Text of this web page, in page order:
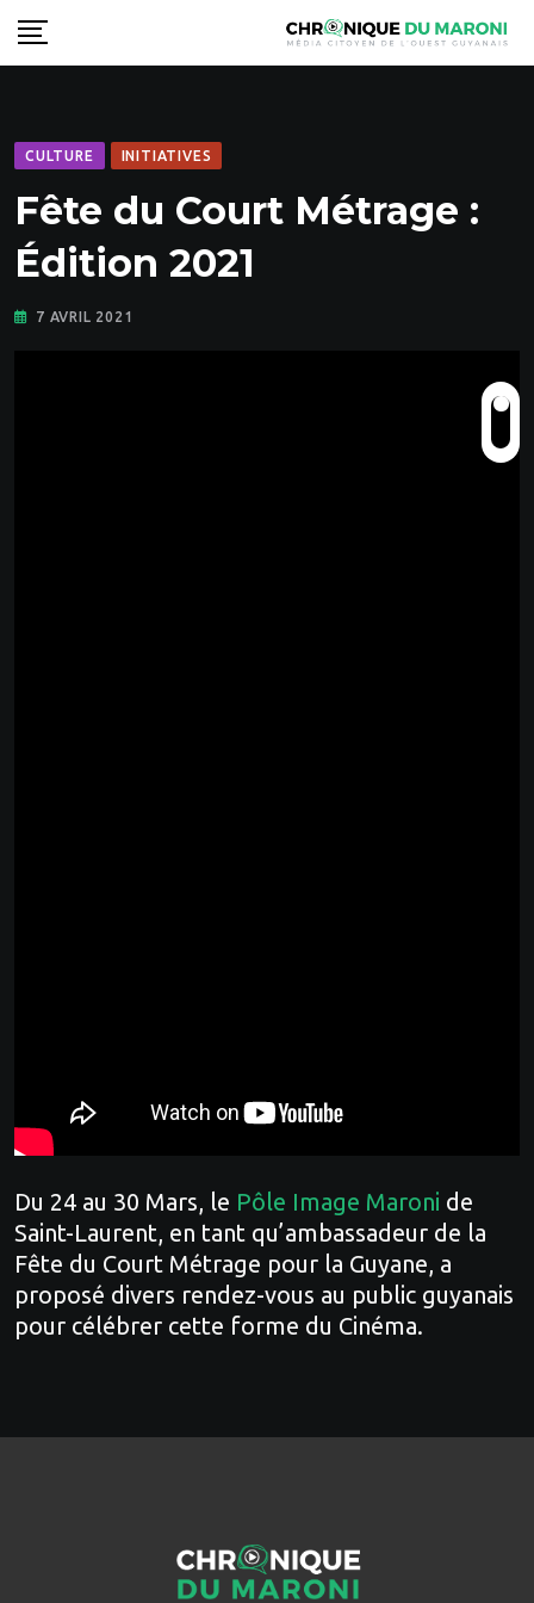
Skip
to
CULTURE INITIATIVES
Fête du Court Métrage :
Édition 2021
7 AVRIL 2021
Du 24 au 30 Mars, le Pôle Image Maroni de
Saint-Laurent, en tant qu’ambassadeur de la
Fête du Court Métrage pour la Guyane, a
proposé divers rendez-vous au public guyanais
pour célébrer cette forme du Cinéma.